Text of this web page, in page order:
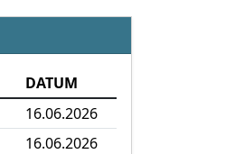
DATUM
16.06.2026
16.06.2026